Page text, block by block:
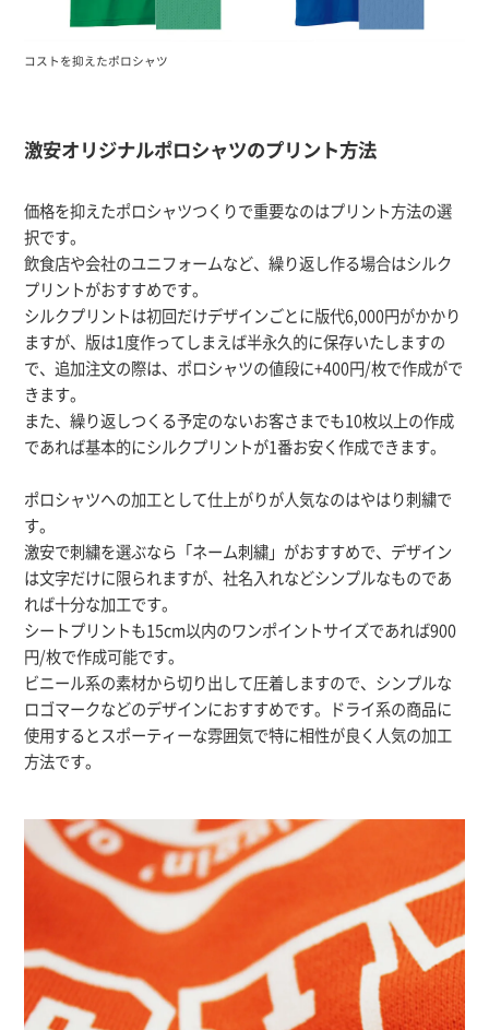
コストを抑えたポロシャツ
激安オリジナルポロシャツのプリント方法
価格を抑えたポロシャツつくりで重要なのはプリント方法の選
択です。
飲食店や会社のユニフォームなど、繰り返し作る場合はシルク
プリントがおすすめです。
シルクプリントは初回だけデザインごとに版代6,000円がかかり
ますが、版は1度作ってしまえば半永久的に保存いたしますの
で、追加注文の際は、ポロシャツの値段に+400円/枚で作成がで
きます。
また、繰り返しつくる予定のないお客さまでも10枚以上の作成
であれば基本的にシルクプリントが1番お安く作成できます。
ポロシャツへの加工として仕上がりが人気なのはやはり刺繍で
す。
激安で刺繍を選ぶなら「ネーム刺繍」がおすすめで、デザイン
は文字だけに限られますが、社名入れなどシンプルなものであ
れば十分な加工です。
シートプリントも15cm以内のワンポイントサイズであれば900
円/枚で作成可能です。
ビニール系の素材から切り出して圧着しますので、シンプルな
ロゴマークなどのデザインにおすすめです。ドライ系の商品に
使用するとスポーティーな雰囲気で特に相性が良く人気の加工
方法です。